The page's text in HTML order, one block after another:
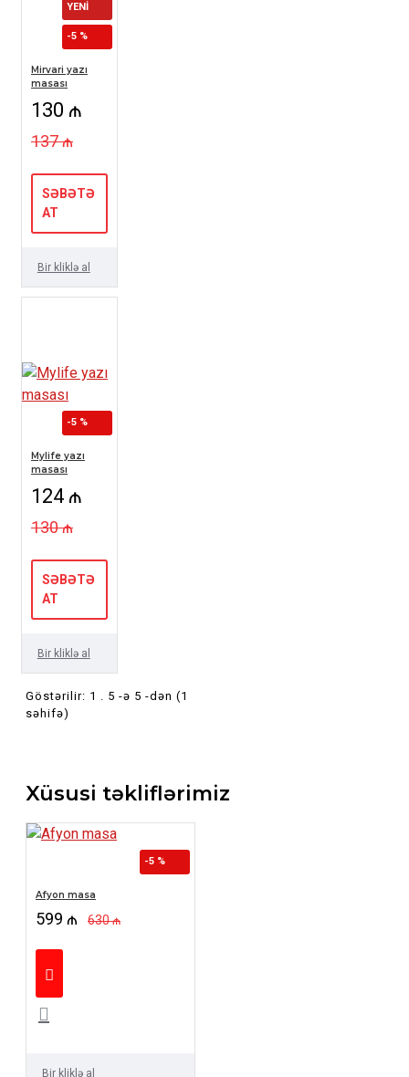
YENI
-5 %
Mirvari yazı
masası
130 ₼
137 ₼
SƏBƏTƏ
AT
Bir kliklə al
-5 %
Mylife yazı
masası
124 ₼
130 ₼
SƏBƏTƏ
AT
Bir kliklə al
Göstərilir: 1 . 5 -ə 5 -dən (1
səhifə)
Xüsusi təkliflərimiz
-5 %
Afyon masa
599 ₼ 630 ₼
Bir kliklə al